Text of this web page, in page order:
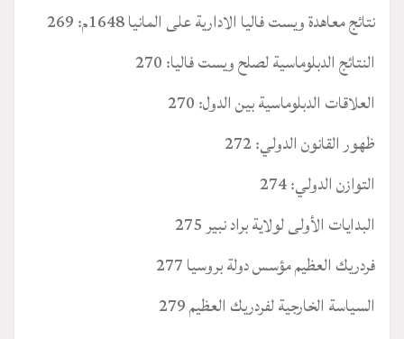
نتائج معاهدة ويست فاليا الادارية على المانيا 1648م: 269
النتائج الدبلوماسية لصلح ويست فاليا: 270
العلاقات الدبلوماسية بين الدول: 270
ظهور القانون الدولي: 272
التوازن الدولي: 274
البدايات الأولى لولاية براد نبير 275
فردريك العظيم مؤسس دولة بروسيا 277
السياسة الخارجية لفردريك العظيم 279